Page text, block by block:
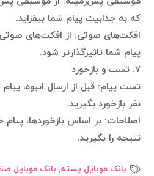
که به جذابیت پیام شما بیفزاید.
افکت‌های صوتی: از افکت‌های صوتی
پیام شما تاثیرگذارتر شود.
۷. تست و بازخورد
تست پیام: قبل از ارسال انبوه،
نفر بازخورد بگیرید.
اصلاحات: بر اساس بازخوردها، پیام
نتیجه را بگیرید.
بانک موبایل پسته, بانک موبایل